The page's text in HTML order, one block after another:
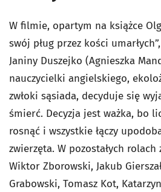
W filmie, opartym na książce
swój pług przez kości
Janiny Duszejko (Agnieszka
nauczycielki angielskiego,
zwłoki sąsiada, decyduje się
śmierć. Decyzja jest ważka, bo
rosnąć i wszystkie łączy
zwierzęta. W pozostałych
Wiktor Zborowski, Jakub
Grabowski, Tomasz Kot,